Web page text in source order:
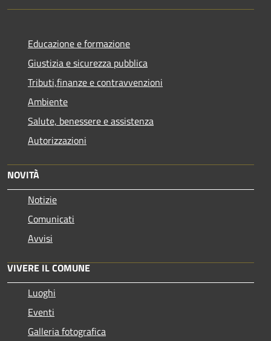
Educazione e formazione
Giustizia e sicurezza pubblica
Tributi,finanze e contravvenzioni
Ambiente
Salute, benessere e assistenza
Autorizzazioni
NOVITÀ
Notizie
Comunicati
Avvisi
VIVERE IL COMUNE
Luoghi
Eventi
Galleria fotografica